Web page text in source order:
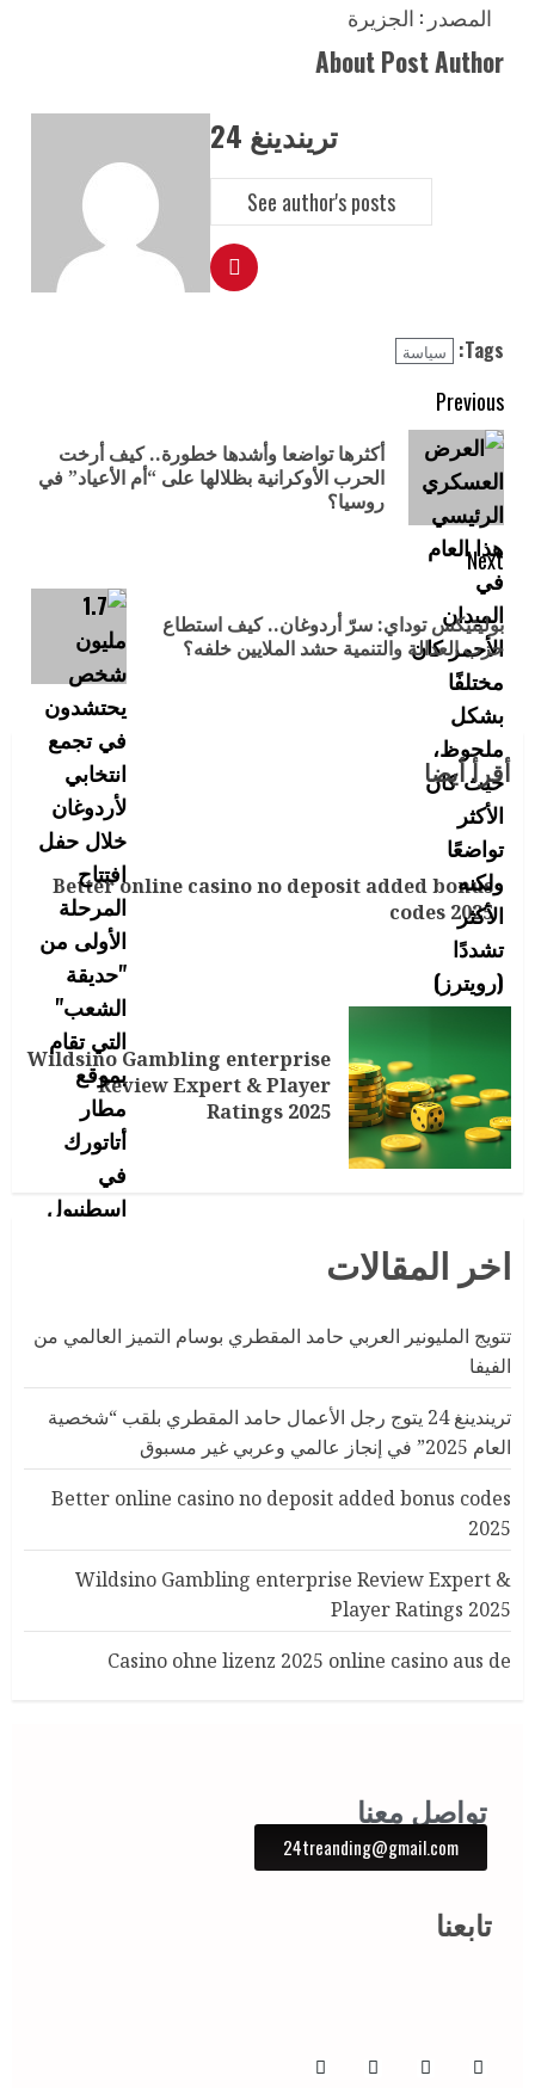
المصدر : الجزيرة
About Post Author
تريندينغ 24
See author's posts
Tags: سياسة
Previous
أكثرها تواضعا وأشدها خطورة.. كيف أرخت
الحرب الأوكرانية بظلالها على “أم الأعياد” في
روسيا؟
Next
بوليتيكس توداي: سرّ أردوغان.. كيف استطاع
حزب العدالة والتنمية حشد الملايين خلفه؟
أقرأ أيضا
Better online casino no deposit added bonus
codes 2025
Wildsino Gambling enterprise
Review Expert & Player
Ratings 2025
اخر المقالات
تتويج المليونير العربي حامد المقطري بوسام التميز العالمي من
الفيفا
تريندينغ 24 يتوج رجل الأعمال حامد المقطري بلقب “شخصية
العام 2025” في إنجاز عالمي وعربي غير مسبوق
Better online casino no deposit added bonus codes
2025
Wildsino Gambling enterprise Review Expert &
Player Ratings 2025
Casino ohne lizenz 2025 online casino aus de
تواصل معنا
24treanding@gmail.com
تابعنا